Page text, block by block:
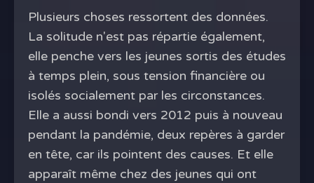
Plusieurs choses ressortent des données.
La solitude n'est pas répartie également,
elle penche vers les jeunes sortis des études
à temps plein, sous tension financière ou
isolés socialement par les circonstances.
Elle a aussi bondi vers 2012 puis à nouveau
pendant la pandémie, deux repères à garder
en tête, car ils pointent des causes. Et elle
apparaît même chez des jeunes qui ont